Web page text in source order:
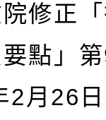
修正
點」
2月26